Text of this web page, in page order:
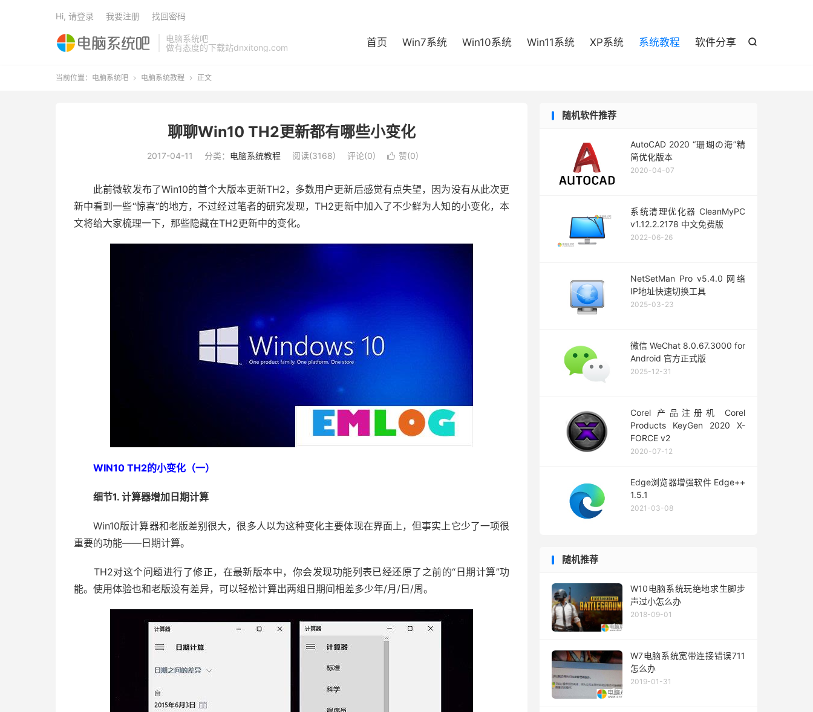
电脑系统吧
做有态度的下载站dnxitong.com

首页 Win7系统 Win10系统 Win11系统 XP系统 系统教程 软件分享
Hi, 请登录 我要注册 找回密码
当前位置： 电脑系统吧  电脑系统教程  正文
聊聊Win10 TH2更新都有哪些小变化
2017-04-11 分类： 电脑系统教程 阅读(3168) 评论(0)  赞(0)
此前微软发布了Win10的首个大版本更新TH2，多数用户更新后感觉有点失望，因为没有从此次更
新中看到一些“惊喜”的地方，不过经过笔者的研究发现，TH2更新中加入了不少鲜为人知的小变化，本
文将给大家梳理一下，那些隐藏在TH2更新中的变化。
WIN10 TH2的小变化（一）
细节1. 计算器增加日期计算
Win10版计算器和老版差别很大，很多人以为这种变化主要体现在界面上，但事实上它少了一项很
重要的功能——日期计算。
TH2对这个问题进行了修正，在最新版本中，你会发现功能列表已经还原了之前的“日期计算”功
能。使用体验也和老版没有差异，可以轻松计算出两组日期间相差多少年/月/日/周。
随机软件推荐
AutoCAD 2020 “珊瑚の海”精
简优化版本
2020-04-07
系统清理优化器 CleanMyPC
v1.12.2.2178 中文免费版
2022-06-26
NetSetMan Pro v5.4.0 网络
IP地址快速切换工具
2025-03-23
微信 WeChat 8.0.67.3000 for
Android 官方正式版
2025-12-31
Corel 产品注册机 Corel
Products KeyGen 2020 X-
FORCE v2
2020-07-12
Edge浏览器增强软件 Edge++
1.5.1
2021-03-08
随机推荐
W10电脑系统玩绝地求生脚步
声过小怎么办
2018-09-01
W7电脑系统宽带连接错误711
怎么办
2019-01-31